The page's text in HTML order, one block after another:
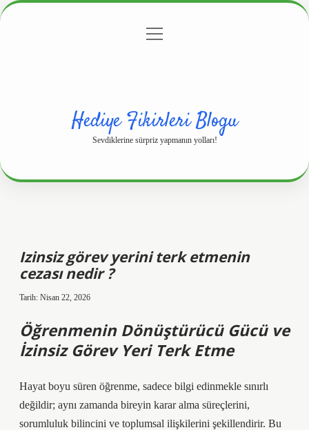
Gizlilik Politikası
menüyü
Hediye Fikirleri Blogu
Sevdiklerine sürpriz yapmanın yolları!
Izinsiz görev yerini terk etmenin
cezası nedir ?
Tarih: Nisan 22, 2026
Öğrenmenin Dönüştürücü Gücü ve
İzinsiz Görev Yeri Terk Etme
Hayat boyu süren öğrenme, sadece bilgi edinmekle sınırlı
değildir; aynı zamanda bireyin karar alma süreçlerini,
sorumluluk bilincini ve toplumsal ilişkilerini şekillendirir. Bu